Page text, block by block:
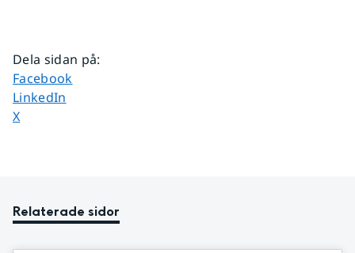
Dela sidan på:
Dela sidan på
Facebook
Dela sidan på
LinkedIn
Dela sidan på
X
Relaterade sidor